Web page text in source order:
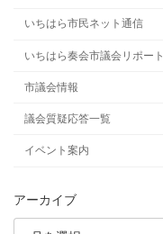
いちはら市民ネット通信
いちはら奏会市議会リポート
市議会情報
議会質疑応答一覧
イベント案内
アーカイブ